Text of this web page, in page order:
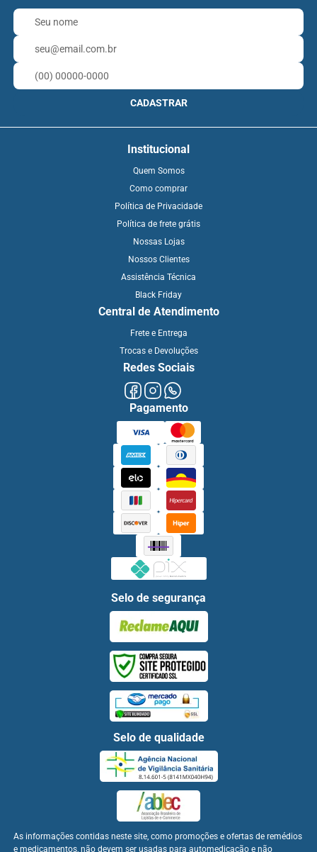
CADASTRAR
Institucional
Quem Somos
Como comprar
Política de Privacidade
Política de frete grátis
Nossas Lojas
Nossos Clientes
Assistência Técnica
Black Friday
Central de Atendimento
Frete e Entrega
Trocas e Devoluções
Redes Sociais
Pagamento
Selo de segurança
Selo de qualidade
As informações contidas neste site, como promoções e ofertas de remédios
e medicamentos, não devem ser usadas para automedicação e não